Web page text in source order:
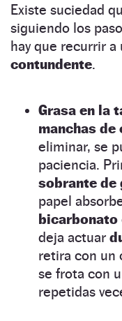
Existe suciedad
siguiendo los
hay que recurrir a
contundente.
Grasa en la
manchas de
eliminar, se
paciencia.
sobrante de
papel
bicarbonato
deja actuar
retira con un
se frota con
repetidas